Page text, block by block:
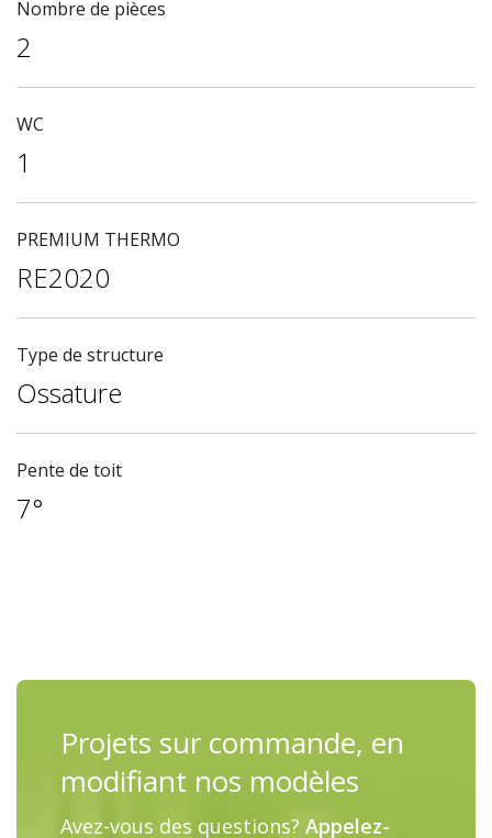
Nombre de pièces
2
WC
1
PREMIUM THERMO
RE2020
Type de structure
Ossature
Pente de toit
7°
Projets sur commande, en
modifiant nos modèles
Avez-vous des questions? Appelez-